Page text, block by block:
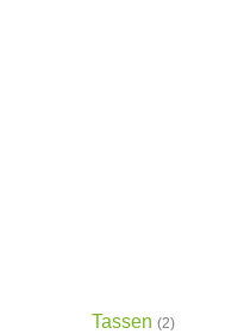
Tassen (2)